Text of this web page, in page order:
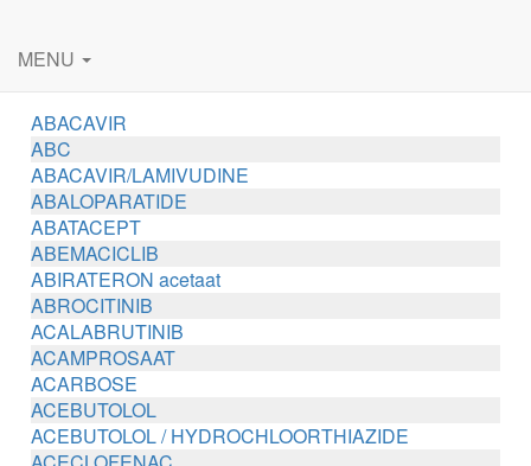
MENU
ABACAVIR
ABC
ABACAVIR/LAMIVUDINE
ABALOPARATIDE
ABATACEPT
ABEMACICLIB
ABIRATERON acetaat
ABROCITINIB
ACALABRUTINIB
ACAMPROSAAT
ACARBOSE
ACEBUTOLOL
ACEBUTOLOL / HYDROCHLOORTHIAZIDE